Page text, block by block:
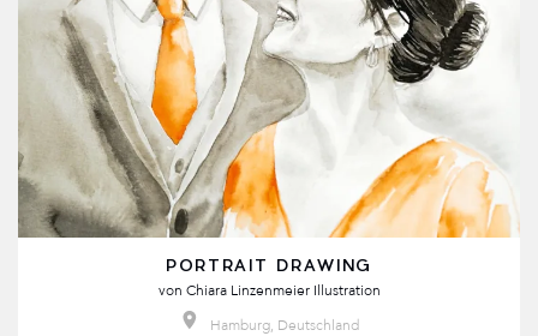
PORTRAIT DRAWING
von Chiara Linzenmeier Illustration
Hamburg, Deutschland